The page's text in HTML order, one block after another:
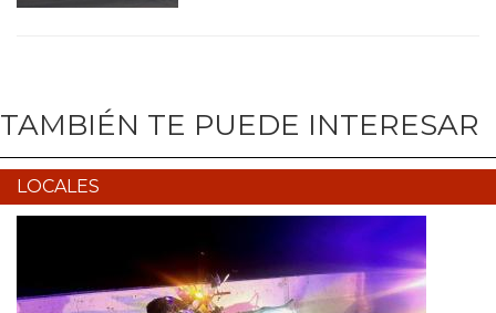
TAMBIÉN TE PUEDE INTERESAR
LOCALES